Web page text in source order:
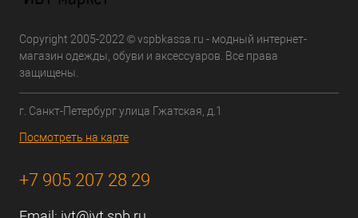
Copyright 2005-2022 © vspbkassa.ru - модный интернет-
магазин одежды, обуви и аксессуаров. Все права
защищены.
г. Санкт-Петербург улица Гжатская, д.1
Посмотреть на карте
+7 905 207 28 29